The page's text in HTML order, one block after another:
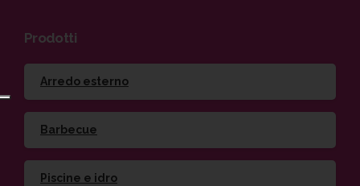
Prodotti
Arredo esterno
Barbecue
Piscine e idro